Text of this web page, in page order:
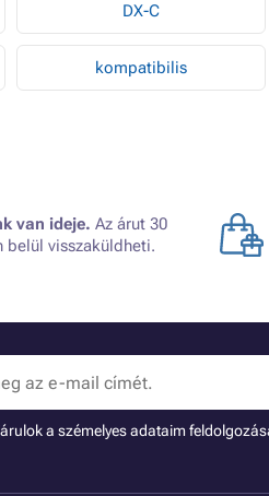
DX-C
kompatibilis
van ideje. Az árut 30
belül visszaküldheti.
a szémelyes adataim